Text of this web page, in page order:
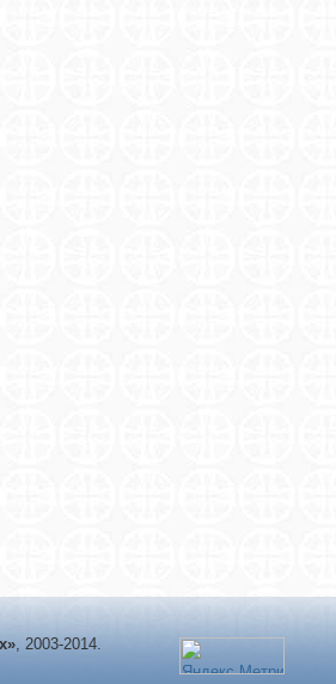
, 2003-2014.